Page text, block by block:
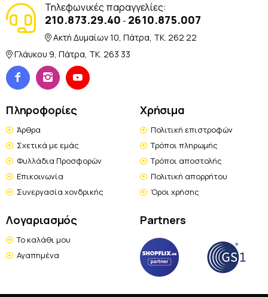
Τηλεφωνικές παραγγελίες:
210.873.29.40 - 2610.875.007
Ακτή Δυμαίων 10, Πάτρα, TK. 262 22
Γλάυκου 9, Πάτρα, TK. 263 33
Πληροφορίες
Άρθρα
Σχετικά με εμάς
Φυλλάδια Προσφορών
Επικοινωνία
Συνεργασία χονδρικής
Χρήσιμα
Πολιτική επιστροφών
Τρόποι πληρωμής
Τρόποι αποστολής
Πολιτική απορρήτου
Όροι χρήσης
Λογαριασμός
Το καλάθι μου
Αγαπημένα
Partners